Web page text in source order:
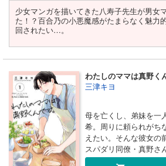
少女マンガを描いてきた八寿子先生が男女
た！？百合乃の小悪魔感がたまらなく魅力
回されたい…。
わたしのママは真野
三津キヨ
母を亡くし、弟妹を一
希。周りに頼られがち
えたい。そんな彼女の
スパダリ同僚・真野さ
に、かいがいしくて包